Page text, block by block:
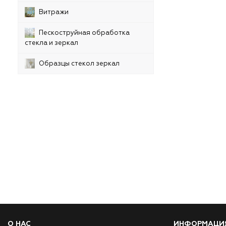
Витражи
Пескоструйная обработка
стекла и зеркал
Образцы стекол зеркал
О НАС